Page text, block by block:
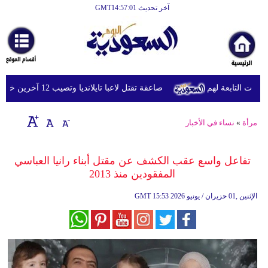
آخر تحديث GMT14:57:01
أخبارعاجلة
رياضة
ثقافة
إقتصاد
وموسيقى
سياحة
صاعقة تقتل لاعبا تايلانديا وتصيب 12 آخرين خلال مباراة التابعة لهم
مرأة » نساء في الأخبار
تفاعل واسع عقب الكشف عن مقتل أبناء رانيا العباسي
المفقودين منذ 2013
GMT 15:53 2026 الإثنين ,01 حزيران / يونيو